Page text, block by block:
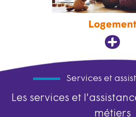
Logement
Services et
Les services et
métiers